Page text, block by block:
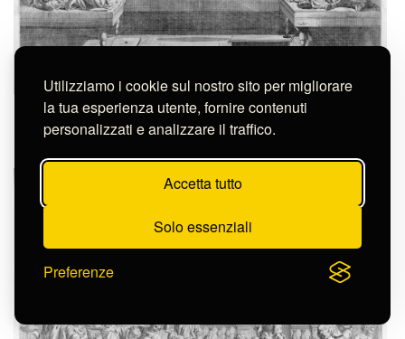
Utilizziamo i cookie sul nostro sito per migliorare
la tua esperienza utente, fornire contenuti
personalizzati e analizzare il traffico.
Accetta tutto
Solo essenziali
Preferenze
Dughet Jean
L'EUCARESTIA
S-FC4243